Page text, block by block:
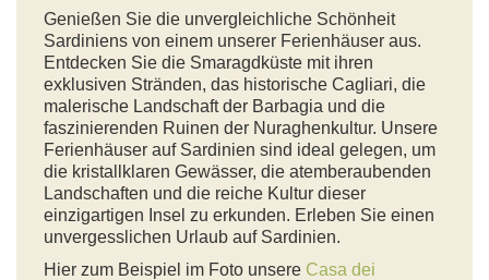
Genießen Sie die unvergleichliche Schönheit
Sardiniens von einem unserer Ferienhäuser aus.
Entdecken Sie die Smaragdküste mit ihren
exklusiven Stränden, das historische Cagliari, die
malerische Landschaft der Barbagia und die
faszinierenden Ruinen der Nuraghenkultur. Unsere
Ferienhäuser auf Sardinien sind ideal gelegen, um
die kristallklaren Gewässer, die atemberaubenden
Landschaften und die reiche Kultur dieser
einzigartigen Insel zu erkunden. Erleben Sie einen
unvergesslichen Urlaub auf Sardinien.
Hier zum Beispiel im Foto unsere Casa dei